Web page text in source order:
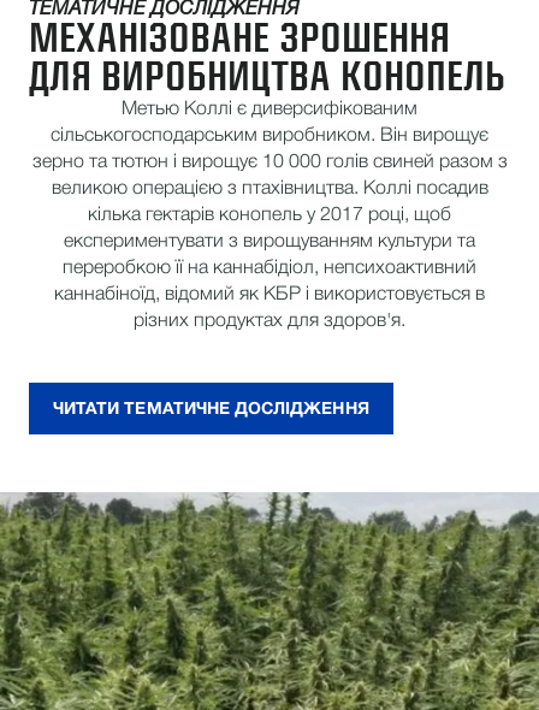
ТЕМАТИЧНЕ ДОСЛІДЖЕННЯ
МЕХАНІЗОВАНЕ ЗРОШЕННЯ
ДЛЯ ВИРОБНИЦТВА КОНОПЕЛЬ
Метью Коллі є диверсифікованим
сільськогосподарським виробником. Він вирощує
зерно та тютюн і вирощує 10 000 голів свиней разом з
великою операцією з птахівництва. Коллі посадив
кілька гектарів конопель у 2017 році, щоб
експериментувати з вирощуванням культури та
переробкою її на каннабідіол, непсихоактивний
каннабіноїд, відомий як КБР і використовується в
різних продуктах для здоров'я.
ЧИТАТИ ТЕМАТИЧНЕ ДОСЛІДЖЕННЯ